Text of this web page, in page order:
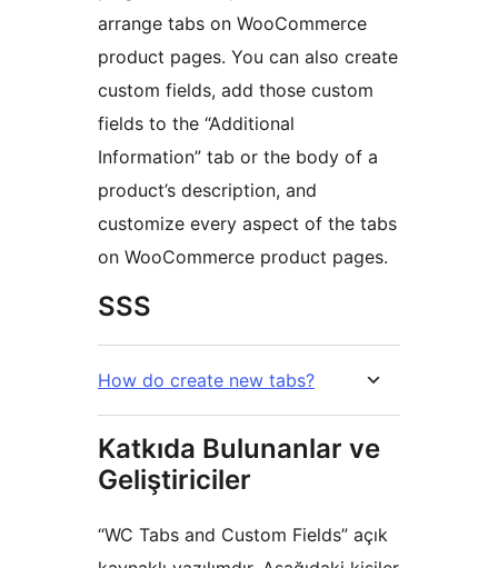
arrange tabs on WooCommerce
product pages. You can also create
custom fields, add those custom
fields to the “Additional
Information” tab or the body of a
product’s description, and
customize every aspect of the tabs
on WooCommerce product pages.
SSS
How do create new tabs?
Katkıda Bulunanlar ve
Geliştiriciler
“WC Tabs and Custom Fields” açık